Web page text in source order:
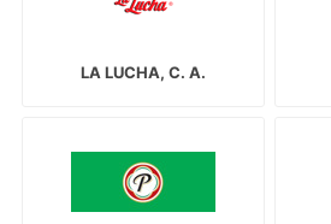
LA LUCHA, C. A.